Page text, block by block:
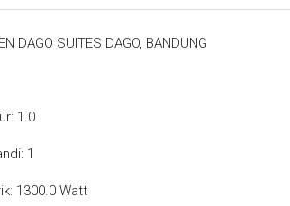
DAGO SUITES DAGO, BANDUNG
1.0
1
1300.0 Watt